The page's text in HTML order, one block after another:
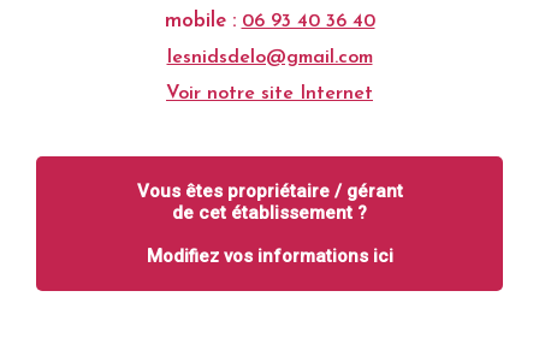
mobile : 06 93 40 36 40
lesnidsdelo@gmail.com
Voir notre site Internet
Vous êtes propriétaire / gérant
de cet établissement ?
Modifiez vos informations ici